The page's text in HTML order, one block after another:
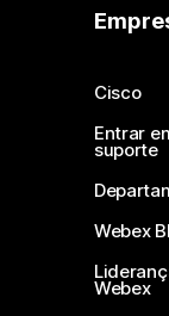
Cisco
Entrar
suporte
Webex
Webex